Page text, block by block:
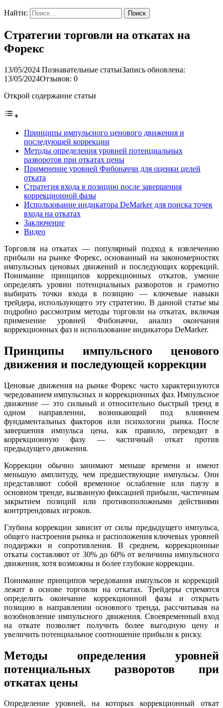
Найти:
Стратегии торговли на откатах на
Форекс
13/05/2024 Познавательные статьиЗапись обновлена:
13/05/2024Отзывов: 0
Открой содержание статьи
Принципы импульсного ценового движения и
последующей коррекции
Методы определения уровней потенциальных
разворотов при откатах цены
Применение уровней Фибоначчи для оценки целей
отката
Стратегия входа в позицию после завершения
коррекционной фазы
Использование индикатора DeMarker для поиска точек
входа на откатах
Заключение
Видео
Торговля на откатах — популярный подход к извлечению
прибыли на рынке Форекс, основанный на закономерностях
импульсных ценовых движений и последующих коррекций.
Понимание принципов коррекционных откатов, умение
определять уровни потенциальных разворотов и грамотно
выбирать точки входа в позицию — ключевые навыки
трейдера, использующего эту стратегию. В данной статье мы
подробно рассмотрим методы торговли на откатах, включая
применение уровней Фибоначчи, анализ окончания
коррекционных фаз и использование индикатора DeMarker.
Принципы импульсного ценового
движения и последующей коррекции
Ценовые движения на рынке Форекс часто характеризуются
чередованием импульсных и коррекционных фаз. Импульсное
движение — это сильный и относительно быстрый тренд в
одном направлении, возникающий под влиянием
фундаментальных факторов или психологии рынка. После
завершения импульса цена, как правило, переходит в
коррекционную фазу — частичный откат против
предыдущего движения.
Коррекции обычно занимают меньше времени и имеют
меньшую амплитуду, чем предшествующие импульсы. Они
представляют собой временное ослабление или паузу в
основном тренде, вызванную фиксацией прибыли, частичным
закрытием позиций или противоположными действиями
контртрендовых игроков.
Глубина коррекции зависит от силы предыдущего импульса,
общего настроения рынка и расположения ключевых уровней
поддержки и сопротивления. В среднем, коррекционные
откаты составляют от 30% до 60% от величины импульсного
движения, хотя возможны и более глубокие коррекции.
Понимание принципов чередования импульсов и коррекций
лежит в основе торговли на откатах. Трейдеры стремятся
определить окончание коррекционной фазы и открыть
позицию в направлении основного тренда, рассчитывая на
возобновление импульсного движения. Своевременный вход
на откате позволяет получить более выгодную цену и
увеличить потенциальное соотношение прибыли к риску.
Методы определения уровней
потенциальных разворотов при
откатах цены
Определение уровней, на которых коррекционный откат